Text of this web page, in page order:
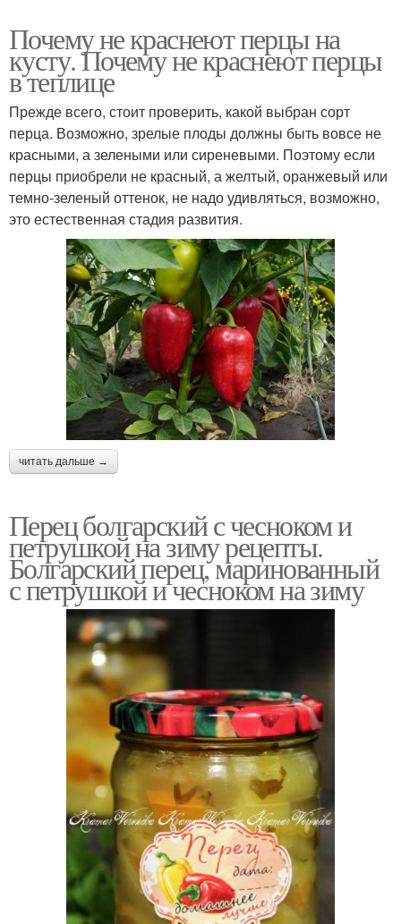
Почему не краснеют перцы на
кусту. Почему не краснеют перцы
в теплице
Прежде всего, стоит проверить, какой выбран сорт
перца. Возможно, зрелые плоды должны быть вовсе не
красными, а зелеными или сиреневыми. Поэтому если
перцы приобрели не красный, а желтый, оранжевый или
темно-зеленый оттенок, не надо удивляться, возможно,
это естественная стадия развития.
читать дальше →
Перец болгарский с чесноком и
петрушкой на зиму рецепты.
Болгарский перец, маринованный
с петрушкой и чесноком на зиму